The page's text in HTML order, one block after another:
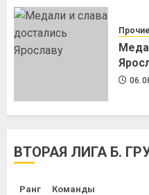
Прочие
ВТОРАЯ ЛИГА Б.
Ранг Команды